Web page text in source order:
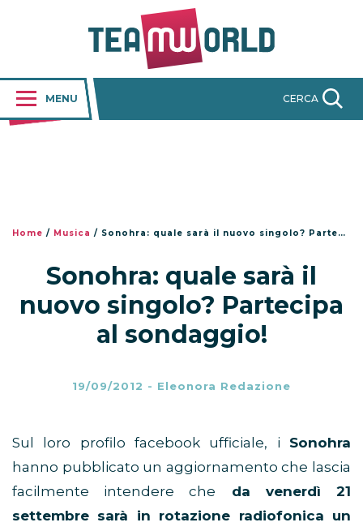
MENU CERCA
Home / Musica / Sonohra: quale sarà il nuovo singolo? Partecipa al sondaggio!
Sonohra: quale sarà il
nuovo singolo? Partecipa
al sondaggio!
19/09/2012 - Eleonora Redazione
Sul loro profilo facebook ufficiale, i Sonohra
hanno pubblicato un aggiornamento che lascia
facilmente intendere che da venerdì 21
settembre sarà in rotazione radiofonica un